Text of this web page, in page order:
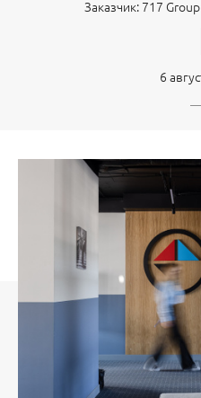
Заказчик: 717
6